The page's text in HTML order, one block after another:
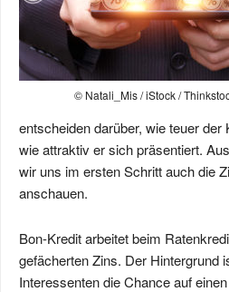
© Natali_Mis / iStock /
entscheiden darüber, wie teuer
wie attraktiv er sich präsentiert.
wir uns im ersten Schritt auch die
anschauen.
Bon-Kredit arbeitet beim
gefächerten Zins. Der Hintergrund
Interessenten die Chance auf